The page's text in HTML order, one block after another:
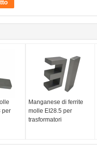
per
Manganese di ferrite
molle EI28.5 per
trasformatori